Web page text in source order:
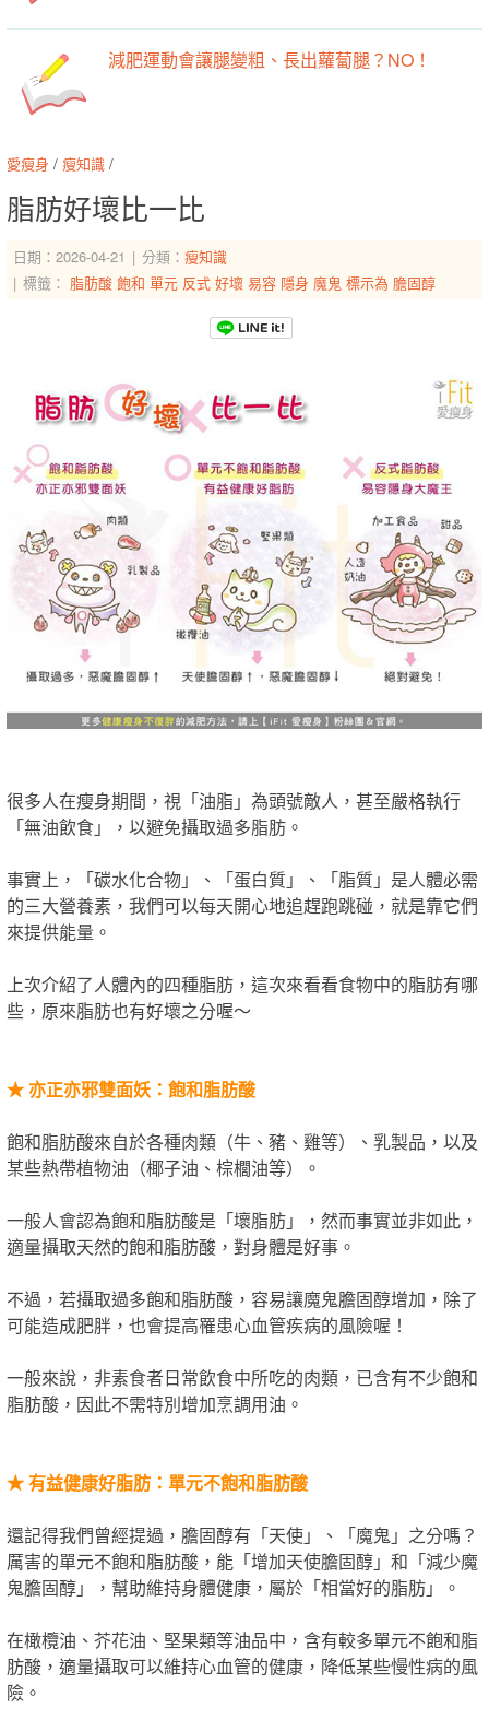
減肥運動會讓腿變粗、長出蘿蔔腿？NO！
愛瘦身 / 瘦知識 /
脂肪好壞比一比
日期：2026-04-21 分類： 瘦知識
標籤： 脂肪酸 飽和 單元 反式 好壞 易容 隱身 魔鬼 標示為 膽固醇
很多人在瘦身期間，視「油脂」為頭號敵人，甚至嚴格執行
「無油飲食」，以避免攝取過多脂肪。
事實上，「碳水化合物」、「蛋白質」、「脂質」是人體必需
的三大營養素，我們可以每天開心地追趕跑跳碰，就是靠它們
來提供能量。
上次介紹了人體內的四種脂肪，這次來看看食物中的脂肪有哪
些，原來脂肪也有好壞之分喔～
★ 亦正亦邪雙面妖：飽和脂肪酸
飽和脂肪酸來自於各種肉類（牛、豬、雞等）、乳製品，以及
某些熱帶植物油（椰子油、棕櫚油等）。
一般人會認為飽和脂肪酸是「壞脂肪」，然而事實並非如此，
適量攝取天然的飽和脂肪酸，對身體是好事。
不過，若攝取過多飽和脂肪酸，容易讓魔鬼膽固醇增加，除了
可能造成肥胖，也會提高罹患心血管疾病的風險喔！
一般來說，非素食者日常飲食中所吃的肉類，已含有不少飽和
脂肪酸，因此不需特別增加烹調用油。
★有益健康好脂肪：單元不飽和脂肪酸
還記得我們曾經提過，膽固醇有「天使」、「魔鬼」之分嗎？
厲害的單元不飽和脂肪酸，能「增加天使膽固醇」和「減少魔
鬼膽固醇」，幫助維持身體健康，屬於「相當好的脂肪」。
在橄欖油、芥花油、堅果類等油品中，含有較多單元不飽和脂
肪酸，適量攝取可以維持心血管的健康，降低某些慢性病的風
險。